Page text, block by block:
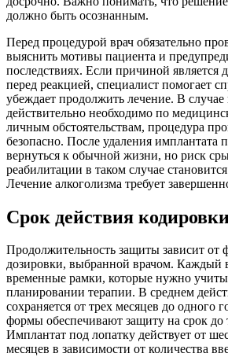
должно быть осознанным.
Перед процедурой врач обязательно
выяснить мотивы пациента и
последствиях. Если причиной является
перед реакцией, специалист помогает
убеждает продолжить лечение. В случае
действительно необходимо по
личным обстоятельствам, процедура
безопасно. После удаления имплантата
вернуться к обычной жизни, но риск
реабилитации в таком случае
Лечение алкоголизма требует
Срок действия
Продолжительность защиты зависит от
дозировки, выбранной врачом. Каждый
временные рамки, которые нужно
планировании терапии. В среднем
сохраняется от трех месяцев до одного
формы обеспечивают защиту на срок до
Имплантат под лопатку действует от
месяцев в зависимости от количества